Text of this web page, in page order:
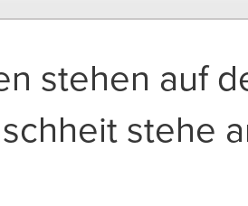
stehen auf
stehe